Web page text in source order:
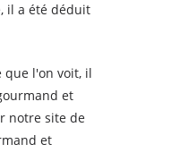
il a été déduit
que l'on voit, il
et
notre site de
et